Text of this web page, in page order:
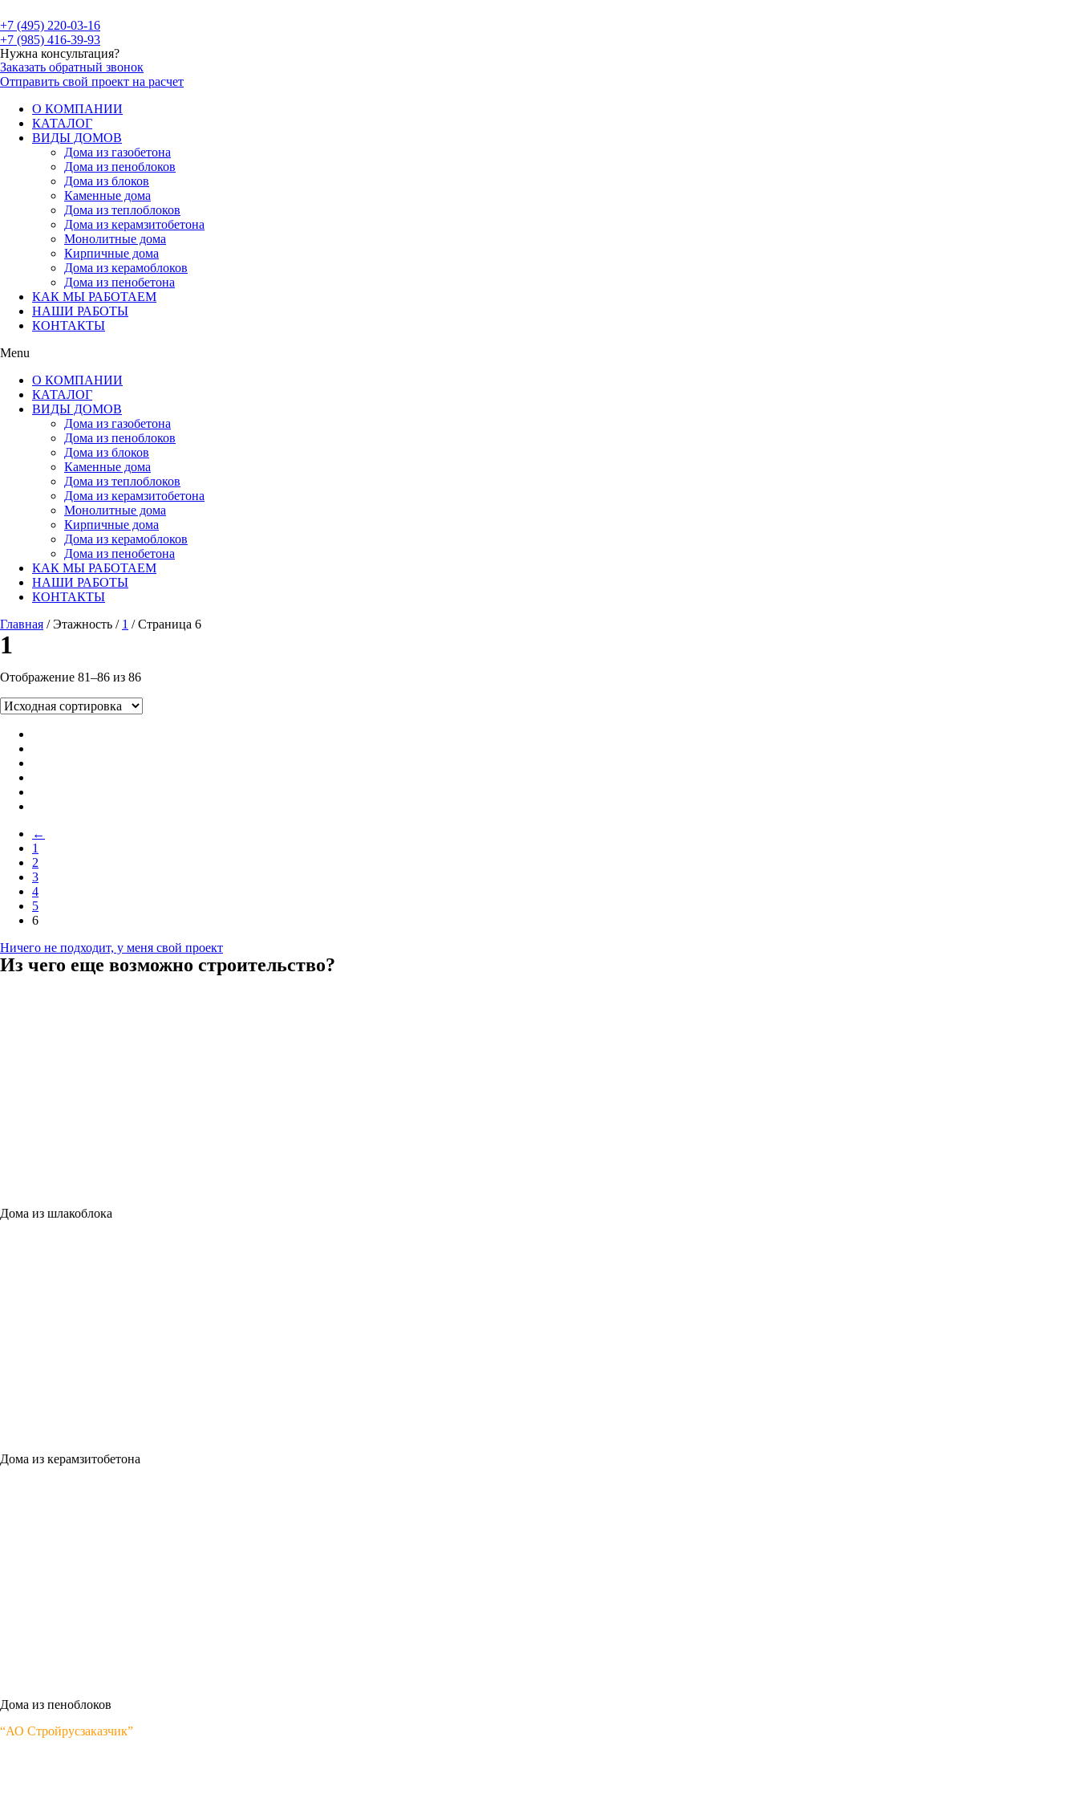
+7 (495) 220-03-16
+7 (985) 416-39-93
Нужна консультация?
Заказать обратный звонок
Отправить свой проект на расчет
О КОМПАНИИ
КАТАЛОГ
ВИДЫ ДОМОВ
Дома из газобетона
Дома из пеноблоков
Дома из блоков
Каменные дома
Дома из теплоблоков
Дома из керамзитобетона
Монолитные дома
Кирпичные дома
Дома из керамоблоков
Дома из пенобетона
КАК МЫ РАБОТАЕМ
НАШИ РАБОТЫ
КОНТАКТЫ
Menu
О КОМПАНИИ
КАТАЛОГ
ВИДЫ ДОМОВ
Дома из газобетона
Дома из пеноблоков
Дома из блоков
Каменные дома
Дома из теплоблоков
Дома из керамзитобетона
Монолитные дома
Кирпичные дома
Дома из керамоблоков
Дома из пенобетона
КАК МЫ РАБОТАЕМ
НАШИ РАБОТЫ
КОНТАКТЫ
Главная / Этажность / 1 / Страница 6
1
Отображение 81–86 из 86
←
1
2
3
4
5
6
Ничего не подходит, у меня свой проект
Из чего еще возможно строительство?
Дома из шлакоблока
Дома из керамзитобетона
Дома из пеноблоков
“АО Стройрусзаказчик”